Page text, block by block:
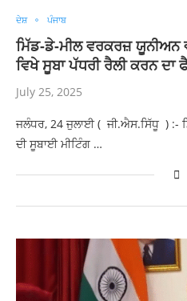
ਦੇਸ਼ ਪੰਜਾਬ
ਮਿੱਡ-ਡੇ-ਮੀਲ ਵਰਕਰਜ਼
ਵਿਖੇ ਸੂਬਾ ਪੱਧਰੀ ਰੈਲੀ ਕਰਨ ਦਾ
July 25, 2025
ਜਲੰਧਰ, 24 ਜੁਲਾਈ ( ਜੀ.ਐਸ.ਸਿੱਧੂ ) :-
ਦੀ ਸੂਬਾਈ ਮੀਟਿੰਗ …